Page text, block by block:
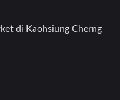
di Kaohsiung Cherng